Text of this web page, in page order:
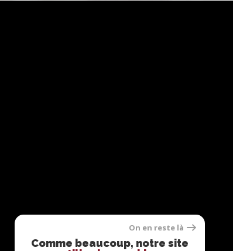
On en reste là
Comme beaucoup, notre site